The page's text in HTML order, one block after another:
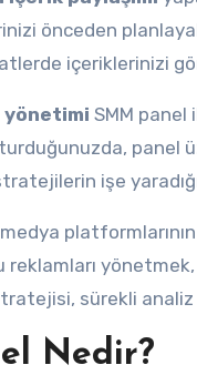
önceden
içeriklerinizi
yönetimi SMM
panel
işe
sürekli
Nedir?